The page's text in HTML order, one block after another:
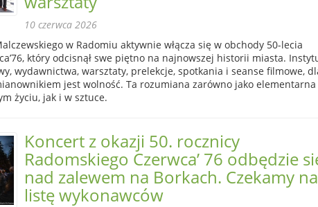
10 czerwca 2026
w Radomiu aktywnie włącza się w obchody 50-lecia
który odcisnął swe piętno na najnowszej historii miasta.
wydawnictwa, warsztaty, prelekcje, spotkania i seanse filmowe,
jest wolność. Ta rozumiana zarówno jako elementarna
życiu, jak i w sztuce.
Koncert z okazji 50. rocznicy
Radomskiego Czerwca’ 76 odbędzie
nad zalewem na Borkach. Czekamy na
listę wykonawców